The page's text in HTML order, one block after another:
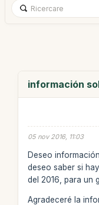
información
05 nov 2016, 11:03
Deseo
deseo saber si
del 2016, para un
Agradeceré la